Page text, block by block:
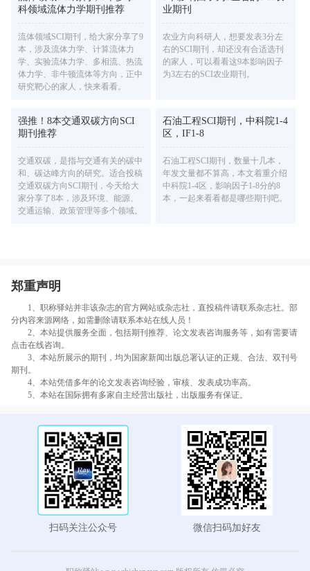
科领域流体力学期刊推荐
流体领域SCI期刊，给大家分享了9
本，涉及流体力学、计算流体力
学、实验流体力学、多相流、热流
体力学、非牛顿流体等方向，正中
研究靶心的家人，快来看看。
业期刊
农业方向科研人，想要发表3分左
右的SCI期刊，却还没有合适选刊
的家人，可以看看这9本影响因子
为3左右的SCI农业期刊。
强推！8本交通双碳方向SCI
期刊推荐
交通双碳，是指与交通有关的碳中
和、碳达峰方向的研究。适合投稿
交通双碳方向SCI期刊，今天给大
家分享了8本，涉及环境、能源、
交通运输、政策管理等多个领域。
石油工程SCI期刊，中科院1-4
区，IF1-8
石油工程SCI期刊，数量十几本，
年发文量都不算高，本文着重介绍
中科院1-4区，影响因子1-8分的8
本，一起来看看都是哪些期刊吧。
郑重声明
1、职称驿站并非该杂志的官方网站或杂志社，直投稿件请联系杂志社。部
分内容来源网络，如需删除请联系本站在线人员！
2、本站提供服务全面，包括期刊推荐、论文发表咨询服务等，如有需要请
点击在线咨询。
3、本站所展示的期刊，均为国家新闻出版总署认证的正规、合法、双刊号
期刊。
4、本站凭借多年的论文发表咨询经验，审核、发表成功率高。
5、本站在国际拥有多家自主经营出版社，出版服务有保证。
扫码关注公众号 微信扫码加好友